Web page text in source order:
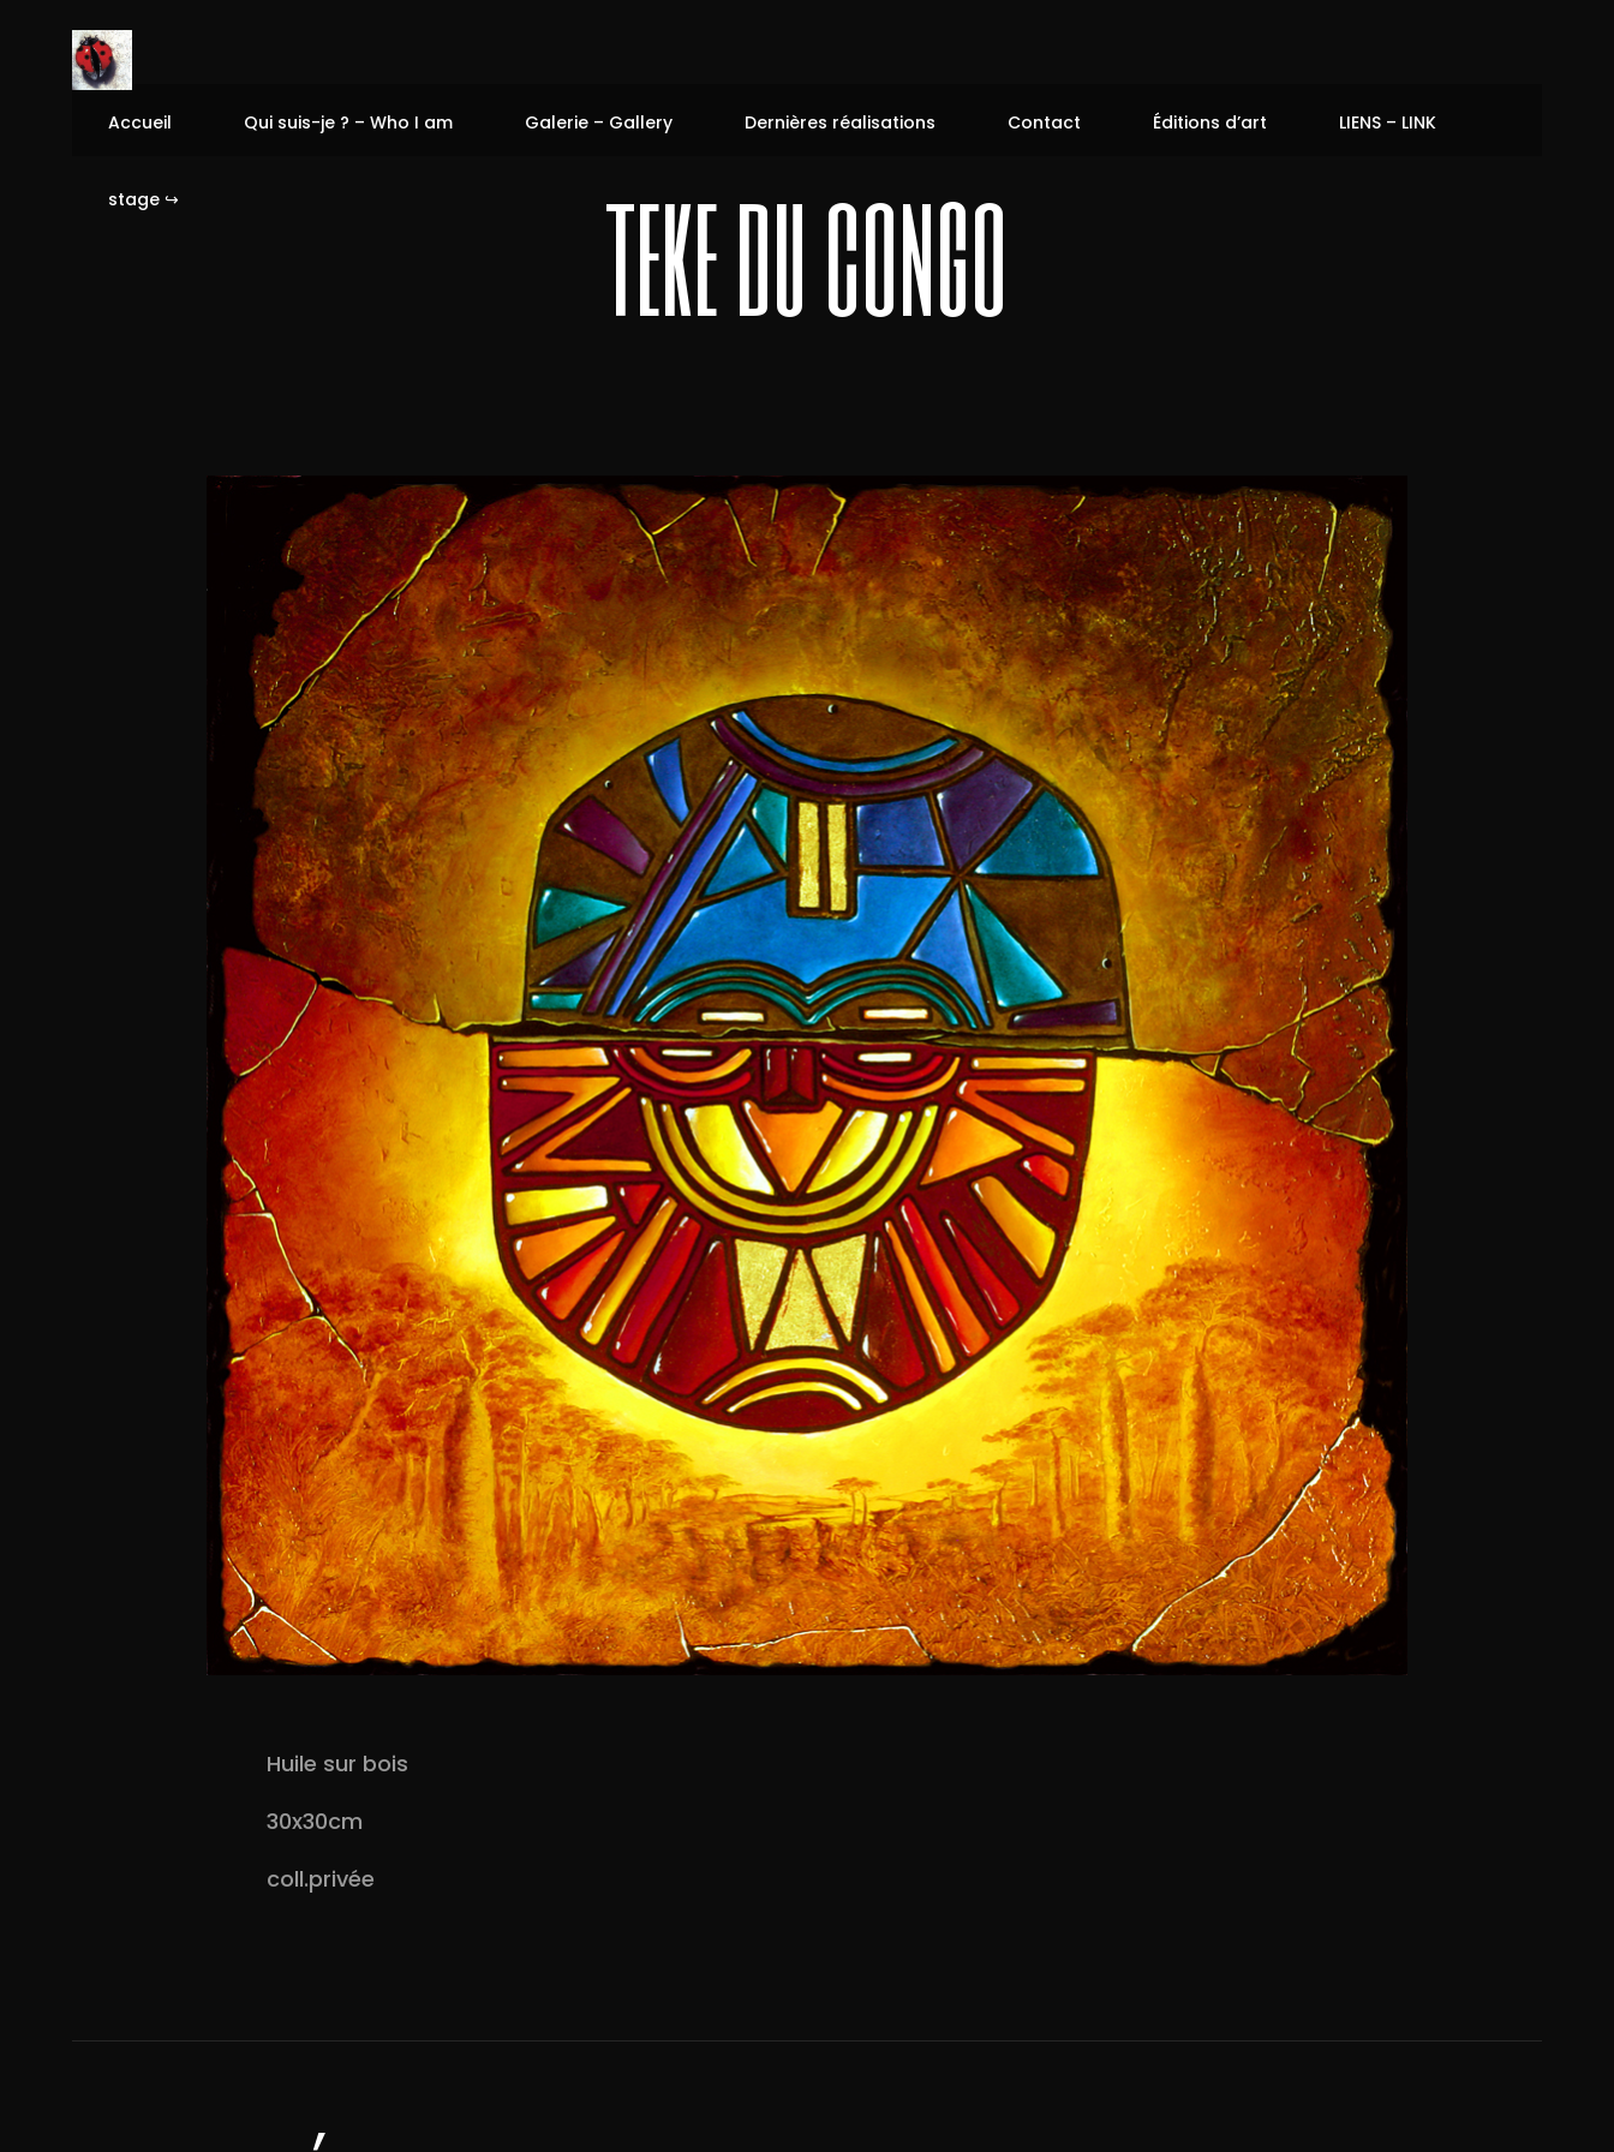
Accueil Qui suis-je ? – Who I am Galerie – Gallery Dernières réalisations Contact Éditions d’art LIENS – LINK
stage ↪ teke du congo
Huile sur bois
30x30cm
coll.privée